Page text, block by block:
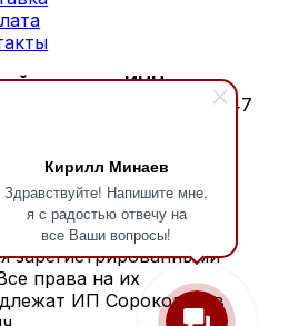
Кирилл Минаев
Здравствуйте! Напишите мне,
я с радостью отвечу на
все Ваши вопросы!
ИНН:
260603276147
персональных данных
г. Обозначения
а также
зарегистрированными
права на их
ИП Сороколетов